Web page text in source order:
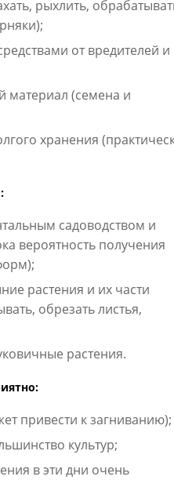
рыхлить,
от вредителей и
материал (семена и
хранения
садоводством и
вероятность получения
растения и их части
обрезать листья,
растения.
привести к загниванию);
культур;
в эти дни очень